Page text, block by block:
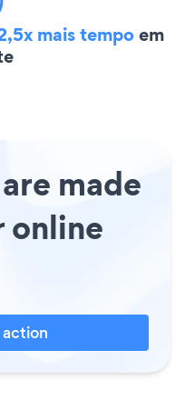
mais tempoem
made
online
action